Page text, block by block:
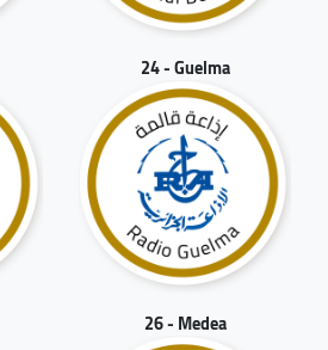
24 - Guelma
26 - Medea